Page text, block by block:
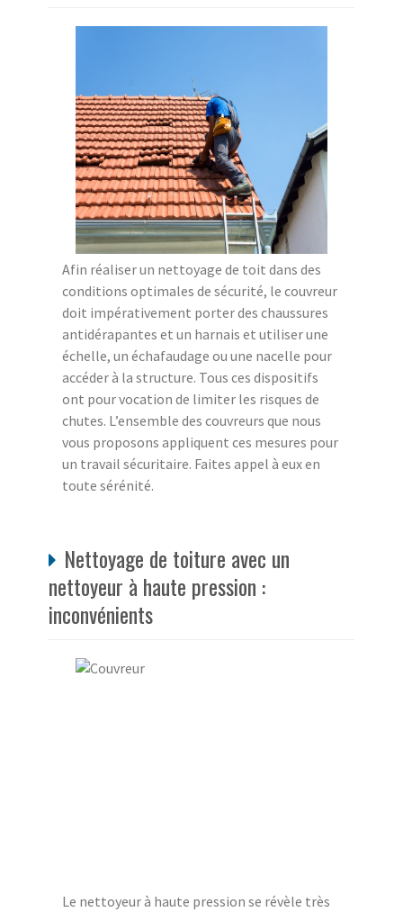
Afin réaliser un nettoyage de toit dans des
conditions optimales de sécurité, le couvreur
doit impérativement porter des chaussures
antidérapantes et un harnais et utiliser une
échelle, un échafaudage ou une nacelle pour
accéder à la structure. Tous ces dispositifs
ont pour vocation de limiter les risques de
chutes. L’ensemble des couvreurs que nous
vous proposons appliquent ces mesures pour
un travail sécuritaire. Faites appel à eux en
toute sérénité.
Nettoyage de toiture avec un
nettoyeur à haute pression :
inconvénients
Le nettoyeur à haute pression se révèle très